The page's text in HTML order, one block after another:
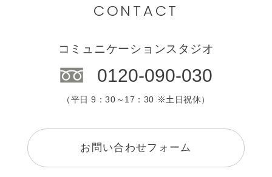
CONTACT
コミュニケーションスタジオ
0120-090-030
（平日 9：30～17：30 ※土日祝休）
お問い合わせフォーム